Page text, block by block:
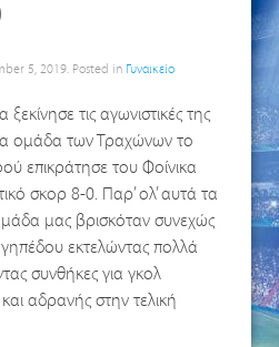
5, 2019. Posted in Γυναικείο
τις αγωνιστικές της
ομάδα των Τραχώνων το
επικράτησε του Φοίνικα
σκορ 8-0. Παρ’ ολ’ αυτά τα
μας βρισκόταν συνεχώς
γηπέδου εκτελώντας πολλά
συνθήκες για γκολ
αδρανής στην τελική